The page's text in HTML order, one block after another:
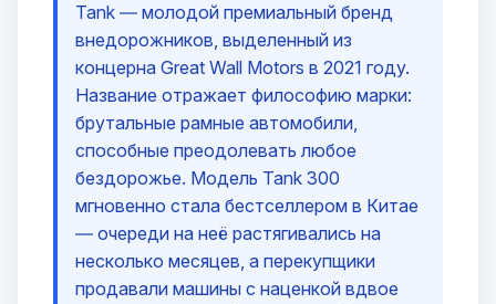
Tank — молодой премиальный бренд
внедорожников, выделенный из
концерна Great Wall Motors в 2021 году.
Название отражает философию марки:
брутальные рамные автомобили,
способные преодолевать любое
бездорожье. Модель Tank 300
мгновенно стала бестселлером в Китае
— очереди на неё растягивались на
несколько месяцев, а перекупщики
продавали машины с наценкой вдвое